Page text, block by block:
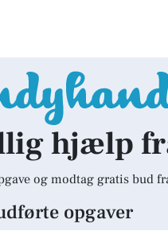
hjælp
og modtag gratis bud
opgaver